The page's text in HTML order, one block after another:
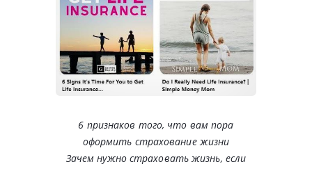
6 признаков того, что вам пора
оформить страхование жизни
Зачем нужно страховать жизнь, если